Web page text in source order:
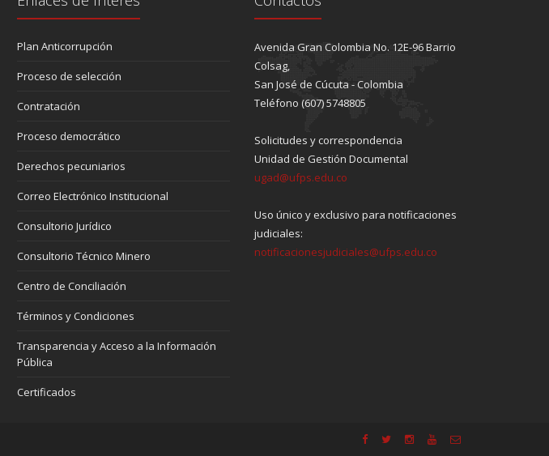
Plan Anticorrupción
Proceso de selección
Contratación
Proceso democrático
Derechos pecuniarios
Correo Electrónico Institucional
Consultorio Jurídico
Consultorio Técnico Minero
Centro de Conciliación
Términos y Condiciones
Transparencia y Acceso a la Información
Pública
Certificados
Avenida Gran Colombia No. 12E-96 Barrio
Colsag,
San José de Cúcuta - Colombia
Teléfono (607) 5748805
Solicitudes y correspondencia
Unidad de Gestión Documental
ugad@ufps.edu.co
Uso único y exclusivo para notificaciones
judiciales:
notificacionesjudiciales@ufps.edu.co